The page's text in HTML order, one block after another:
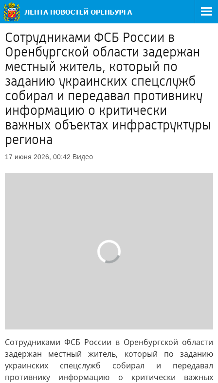
Сотрудниками ФСБ России в
Оренбургской области задержан
местный житель, который по
заданию украинских спецслужб
собирал и передавал противнику
информацию о критически
важных объектах инфраструктуры
региона
17 июня 2026, 00:42 Видео
Сотрудниками ФСБ России в Оренбургской области
задержан местный житель, который по заданию
украинских спецслужб собирал и передавал
противнику информацию о критически важных